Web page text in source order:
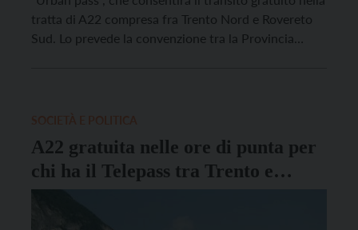
tratta di A22 compresa fra Trento Nord e Rovereto
Sud. Lo prevede la convenzione tra la Provincia
A22 gratuita nelle ore di punta per
chi ha il Telepass tra Trento e
Rovereto